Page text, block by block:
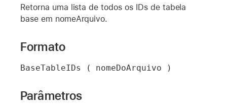
Retorna uma lista de todos os IDs de tabela
base em nomeArquivo.
Formato
BaseTableIDs ( nomeDoArquivo )
Parâmetros